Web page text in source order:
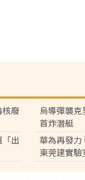
核廢
烏導彈襲
首炸潛艇
出
華為再發力
東莞建實